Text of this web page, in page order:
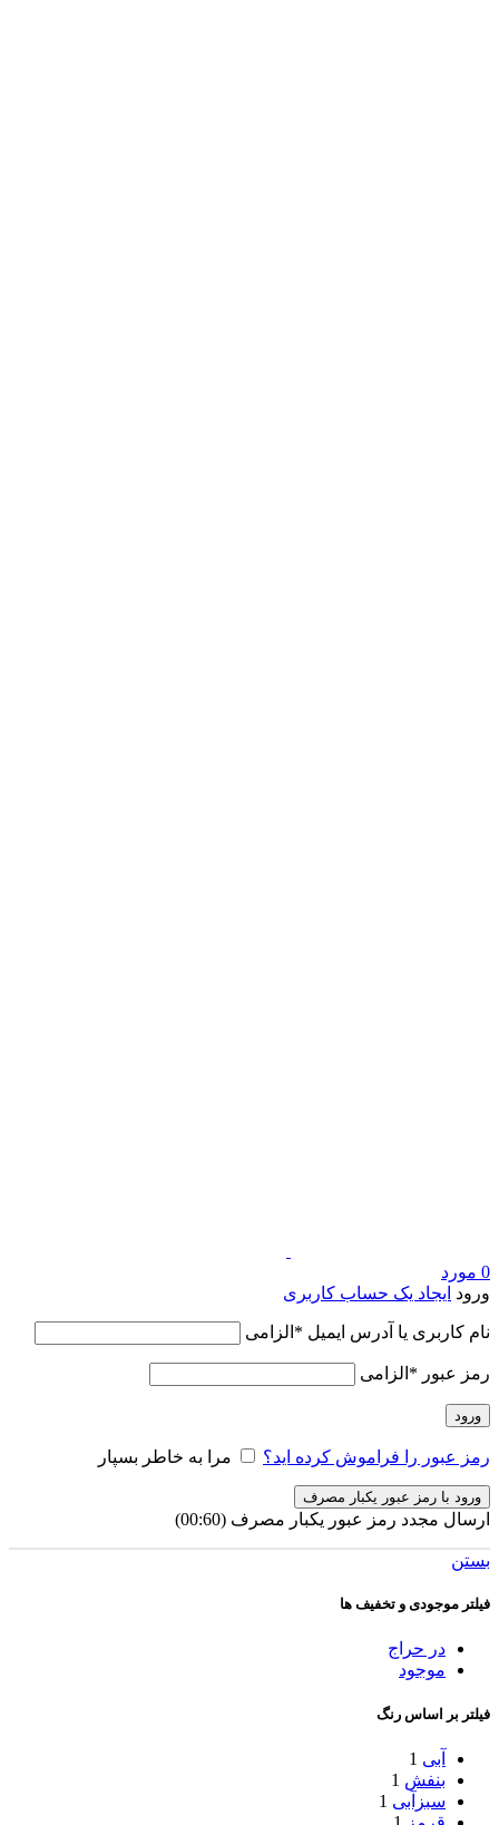
0 مورد
ورود ایجاد یک حساب کاربری
نام کاربری یا آدرس ایمیل * الزامی
رمز عبور * الزامی
ورود
رمز عبور را فراموش کرده اید؟ مرا به خاطر بسپار
ورود با رمز عبور یکبار مصرف
ارسال مجدد رمز عبور یکبار مصرف (00:
60
)
بستن
فیلتر موجودی و تخفیف ها
در حراج
موجود
فیلتر بر اساس رنگ
آبی 1
بنفش 1
سبزآبی 1